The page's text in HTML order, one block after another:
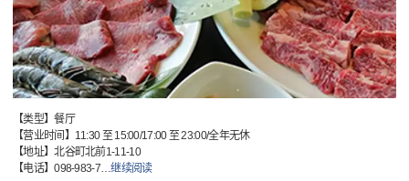
【类型】餐厅
【营业时间】11:30 至 15:00/17:00 至 23:00/全年无休
【地址】北谷町北前1-11-10
【电话】098-983-7…继续阅读